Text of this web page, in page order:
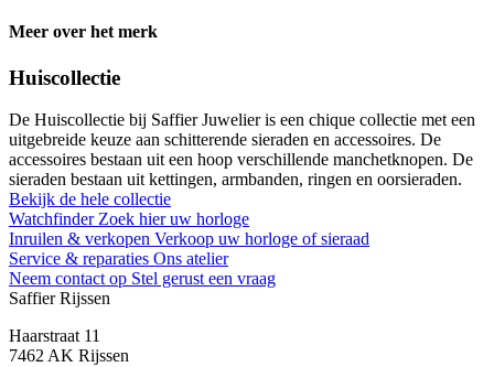
Meer over het merk
Huiscollectie
De Huiscollectie bij Saffier Juwelier is een chique collectie met een
uitgebreide keuze aan schitterende sieraden en accessoires. De
accessoires bestaan uit een hoop verschillende manchetknopen. De
sieraden bestaan uit kettingen, armbanden, ringen en oorsieraden.
Bekijk de hele collectie
Watchfinder Zoek hier uw horloge
Inruilen & verkopen Verkoop uw horloge of sieraad
Service & reparaties Ons atelier
Neem contact op Stel gerust een vraag
Saffier Rijssen
Haarstraat 11
7462 AK Rijssen